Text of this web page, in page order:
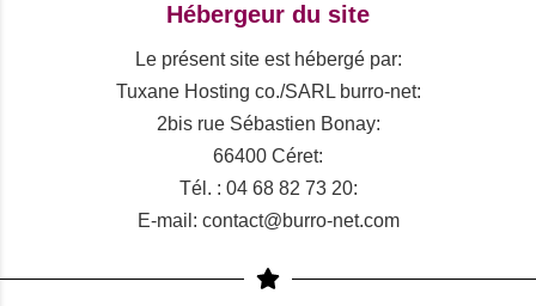
Hébergeur du site
Le présent site est hébergé par:
Tuxane Hosting co./SARL burro-net:
2bis rue Sébastien Bonay:
66400 Céret:
Tél. : 04 68 82 73 20:
E-mail: contact@burro-net.com